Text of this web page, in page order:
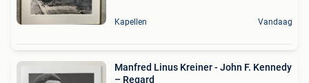
Kapellen Vandaag
Manfred Linus Kreiner - John F. Kennedy
– Regard